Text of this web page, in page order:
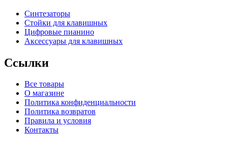
Синтезаторы
Стойки для клавишных
Цифровые пианино
Аксессуары для клавишных
Ссылки
Все товары
О магазине
Политика конфиденциальности
Политика возвратов
Правила и условия
Контакты